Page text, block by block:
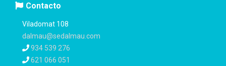
Contacto
Viladomat 108
dalmau@sedalmau.com
934 539 276
621 066 051